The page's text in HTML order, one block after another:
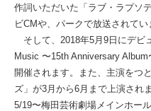
作詞いただいた「ラブ・ラプソ
ビCMや、パークで放送されてい
そして、2018年5月9日にデビ
Music 〜15th Anniversary
開催されます。また、主演をつ
ズ」が3月から6月まで上演され
5/19〜梅田芸術劇場メインホール